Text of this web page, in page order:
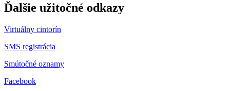
Ďalšie užitočné odkazy
Virtuálny cintorín
SMS registrácia
Smútočné oznamy
Facebook